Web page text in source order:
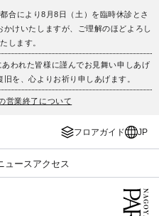
合により8月8日（土）を臨時休診とさ
けいたしますが、ご理解のほどよろし
します。
われた皆様に謹んでお見舞い申しあげ
を、心よりお祈り申しあげます。
営業終了について
フロアガイド JP
ュース アクセス